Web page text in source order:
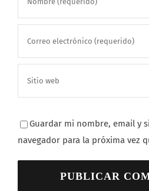
Guardar mi nombre, email y
navegador para la próxima vez